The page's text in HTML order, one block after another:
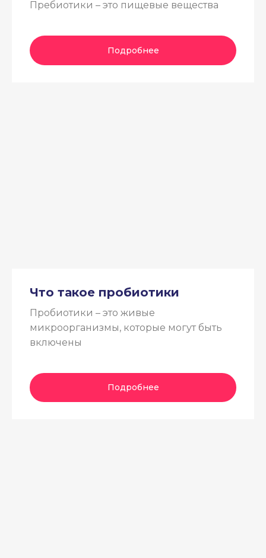
Пребиотики – это пищевые вещества
Подробнее
Что такое пробиотики
Пробиотики – это живые
микроорганизмы, которые могут быть
включены
Подробнее